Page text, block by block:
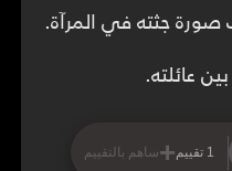
جثته في المرآة.
عائلته.
1 تقييم +ساهم بالتقييم